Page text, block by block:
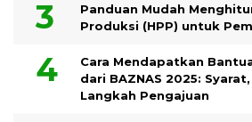
Panduan Mudah
Produksi (HPP) untuk
Cara Mendapatkan
dari BAZNAS 2025:
Langkah Pengajuan